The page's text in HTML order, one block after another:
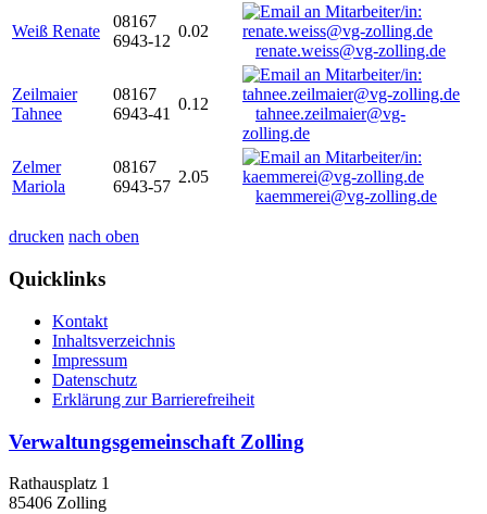
Weiß Renate
08167
6943-12
0.02
renate.weiss@vg-zolling.de
Zeilmaier
Tahnee
08167
6943-41
0.12
tahnee.zeilmaier@vg-
zolling.de
Zelmer
Mariola
08167
6943-57
2.05
kaemmerei@vg-zolling.de
drucken nach oben
Quicklinks
Kontakt
Inhaltsverzeichnis
Impressum
Datenschutz
Erklärung zur Barrierefreiheit
Verwaltungsgemeinschaft Zolling
Rathausplatz 1
85406 Zolling